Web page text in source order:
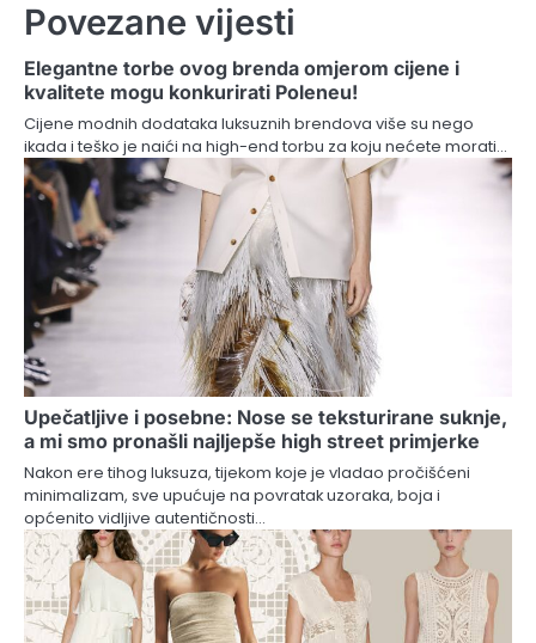
Povezane vijesti
Elegantne torbe ovog brenda omjerom cijene i
kvalitete mogu konkurirati Poleneu!
Cijene modnih dodataka luksuznih brendova više su nego
ikada i teško je naići na high-end torbu za koju nećete morati…
Upečatljive i posebne: Nose se teksturirane suknje,
a mi smo pronašli najljepše high street primjerke
Nakon ere tihog luksuza, tijekom koje je vladao pročišćeni
minimalizam, sve upućuje na povratak uzoraka, boja i
općenito vidljive autentičnosti…